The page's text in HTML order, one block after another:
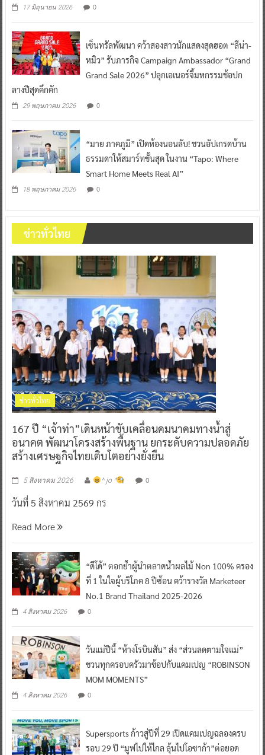
17 มิถุนายน 2026 0
เซ็นทรัลพัฒนา คว้าสองสาวนักแสดงสุดฮอต “ลีน่า-
หมิว” รับภารกิจ Campaign Ambassador “Grand
Grand Sale 2026” ปลุกเอเนอร์จี้มหกรรมช้อปก
ลางปีสุดคึกคัก
29 พฤษภาคม 2026 0
“มาย ภาคภูมิ” เปิดห้องนอนลับ! ชวนอัปเกรดบ้าน
ธรรมดาให้สมาร์ทขั้นสุด ในงาน “Tapo: Where
Smart Home Meets Real AI”
18 พฤษภาคม 2026 0
ข่าวทั่วไทย
ข่าวทั่วไทย
167 ปี “เจ้าท่า”เดินหน้าขับเคลื่อนคมนาคมทางน้ำสู่
อนาคต พัฒนาโครงสร้างพื้นฐาน ยกระดับความปลอดภัย
สร้างเศรษฐกิจไทยเติบโตอย่างยั่งยืน
5 สิงหาคม 2026 ^ jo ^ 0
วันที่ 5 สิงหาคม 2569 กร
Read More
“ดีโด้” ตอกย้ำผู้นำตลาดน้ำผลไม้ Non 100% ครอง
ที่ 1 ในใจผู้บริโภค 8 ปีซ้อน คว้ารางวัล Marketeer
No.1 Brand Thailand 2025-2026
4 สิงหาคม 2026 0
วันแม่ปีนี้ “ห้างโรบินสัน” ส่ง “ส่วนลดตามใจแม่”
ชวนทุกครอบครัวมาช้อปกับแคมเปญ “ROBINSON
MOM MOMENTS”
4 สิงหาคม 2026 0
Supersports ก้าวสู่ปีที่ 29 เปิดแคมเปญฉลองครบ
รอบ 29 ปี “มูฟไปให้ไกล ลุ้นไปโอซาก้า”ต่อยอด